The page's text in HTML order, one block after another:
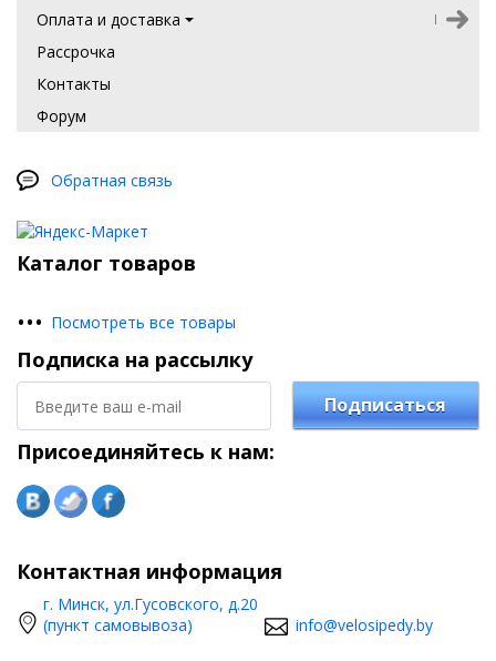
Оплата и доставка
Рассрочка
Контакты
Форум
Обратная связь
Каталог товаров
••• Посмотреть все товары
Подписка на рассылку
Подписаться
Присоединяйтесь к нам:
Контактная информация
г. Минск, ул.Гусовского, д.20
(пункт самовывоза)
info@velosipedy.by